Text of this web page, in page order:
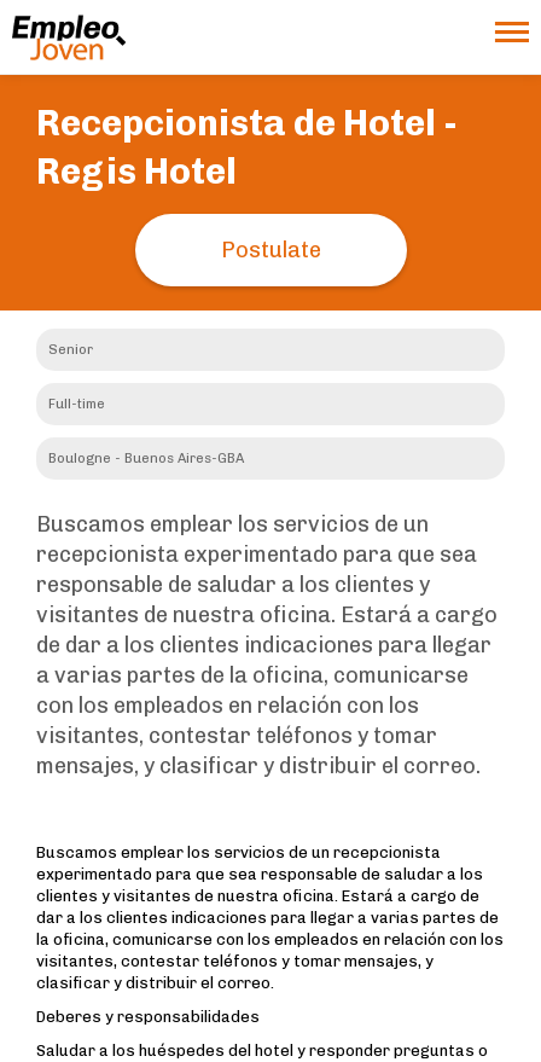
Recepcionista de Hotel -
Regis Hotel
Postulate
Senior
Full-time
Boulogne - Buenos Aires-GBA
Buscamos emplear los servicios de un
recepcionista experimentado para que sea
responsable de saludar a los clientes y
visitantes de nuestra oficina. Estará a cargo
de dar a los clientes indicaciones para llegar
a varias partes de la oficina, comunicarse
con los empleados en relación con los
visitantes, contestar teléfonos y tomar
mensajes, y clasificar y distribuir el correo.
Buscamos emplear los servicios de un recepcionista
experimentado para que sea responsable de saludar a los
clientes y visitantes de nuestra oficina. Estará a cargo de
dar a los clientes indicaciones para llegar a varias partes de
la oficina, comunicarse con los empleados en relación con los
visitantes, contestar teléfonos y tomar mensajes, y
clasificar y distribuir el correo.
Deberes y responsabilidades
Saludar a los huéspedes del hotel y responder preguntas o